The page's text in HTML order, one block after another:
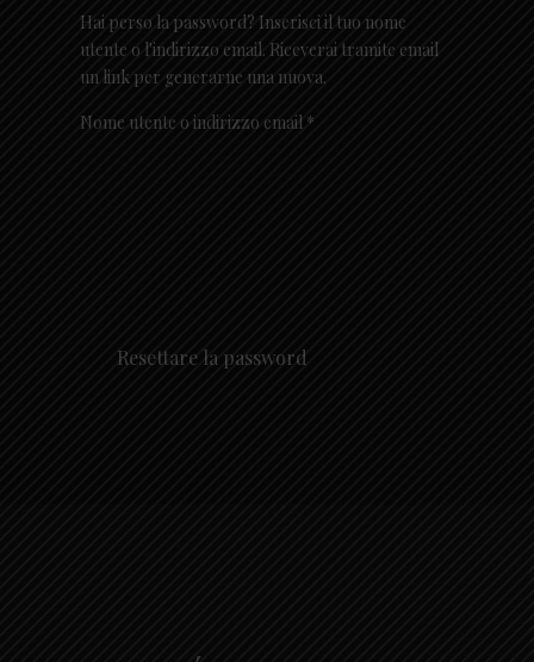
Hai perso la password? Inserisci il tuo nome
utente o l'indirizzo email. Riceverai tramite email
un link per generarne una nuova.
Nome utente o indirizzo email *Richiesto
Resettare la password